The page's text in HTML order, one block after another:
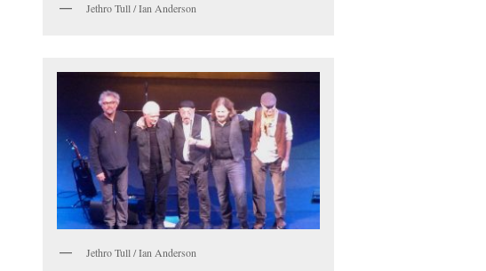
Jethro Tull / Ian Anderson
Jethro Tull / Ian Anderson